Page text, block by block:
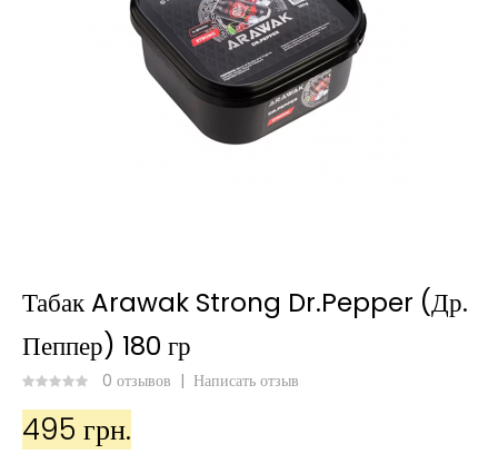
Табак Arawak Strong Dr.Pepper (Др.
Пеппер) 180 гр
0 отзывов | Написать отзыв
495 грн.